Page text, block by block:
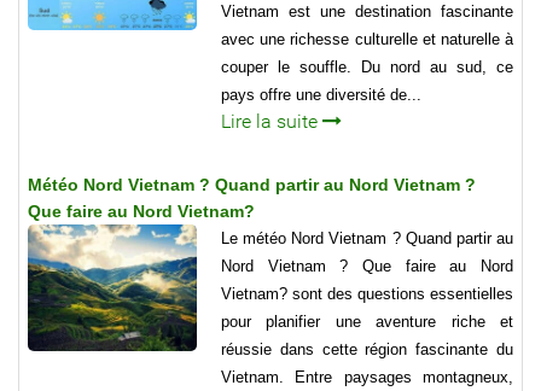
Vietnam est une destination fascinante
avec une richesse culturelle et naturelle à
couper le souffle. Du nord au sud, ce
pays offre une diversité de...
Lire la suite
Météo Nord Vietnam ? Quand partir au Nord Vietnam ?
Que faire au Nord Vietnam?
Le météo Nord Vietnam ? Quand partir au
Nord Vietnam ? Que faire au Nord
Vietnam? sont des questions essentielles
pour planifier une aventure riche et
réussie dans cette région fascinante du
Vietnam. Entre paysages montagneux,